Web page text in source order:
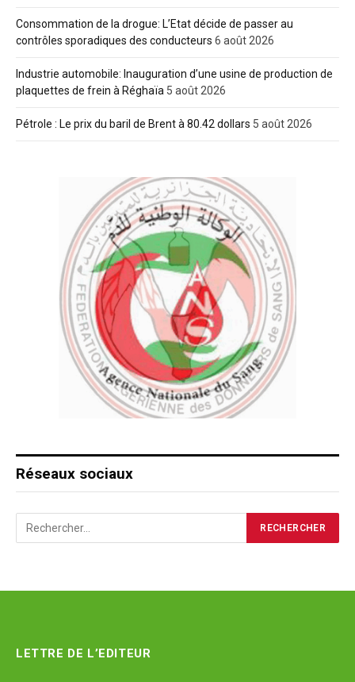
Consommation de la drogue: L’Etat décide de passer au
contrôles sporadiques des conducteurs 6 août 2026
Industrie automobile: Inauguration d’une usine de production de
plaquettes de frein à Réghaïa 5 août 2026
Pétrole : Le prix du baril de Brent à 80.42 dollars 5 août 2026
Réseaux sociaux
LETTRE DE L’EDITEUR